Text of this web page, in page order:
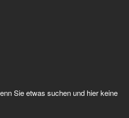
Sie etwas suchen und hier keine